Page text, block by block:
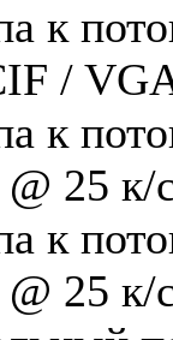
к
/
к
25 к/
к
25 к/